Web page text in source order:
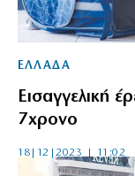
ΕΛΛΑΔΑ
Εισαγγελική
7χρονο
18|12|2023 | 11:02